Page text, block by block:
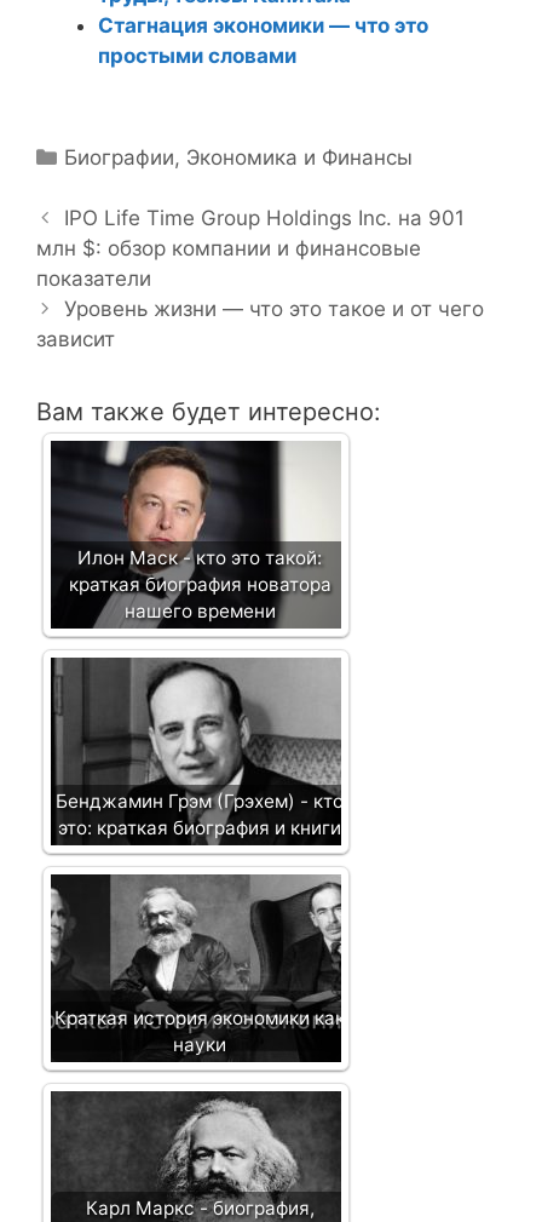
Стагнация экономики — что это
простыми словами
Р
б
р
и
к
и
Биографии, Экономика и Финансы
а
в
и
г
а
и
я
IPO Life Time Group Holdings Inc. на 901
млн $: обзор компании и финансовые
показатели
Уровень жизни — что это такое и от чего
зависит
Вам также будет интересно:
Илон Маск - кто это такой:
краткая биография новатора
нашего времени
Бенджамин Грэм (Грэхем) - кто
это: краткая биография и книги
Краткая история экономики как
науки
Карл Маркс - биография,